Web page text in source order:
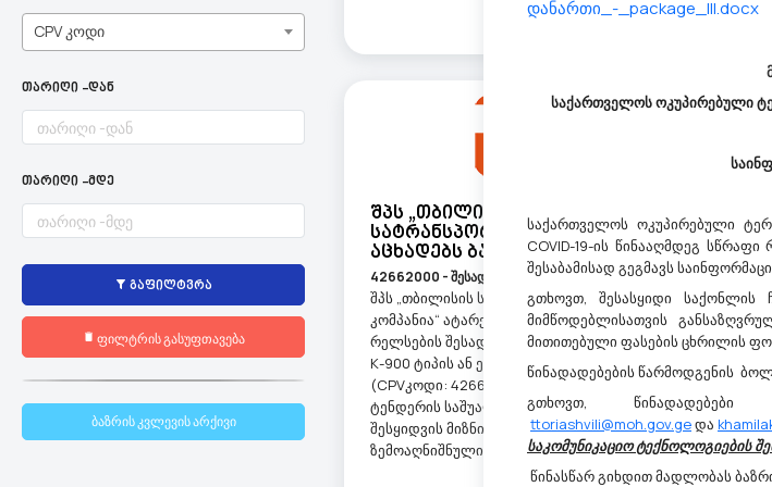
CPV კოდი
თარიღი -დან
თარიღი -მდე
გაფილტვრა
ფილტრის გასუფთავება
ბაზრის კვლევის არქივი
Შპს „თბილისის
Სატრანსპორტო Კომპანია“
Აცხადებს Ბაზრის Კვლევას
42662000 - შესადუღებელი მოწყობილობები.
03/08/2026
შპს „თბილისის სატრანსპორტო
კომპანია“ ატარებს ბაზრის კვლევას
რელსების შესადუღებელი აგრეგატი
К-900 ტიპის ან ეკვივალენტურის
(CPVკოდი: 42662000) ელექტრონული
ტენდერის საშუალებით შემდგომი
შესყიდვის მიზნით. გთხოვთ, განიხილოთ
ზემოაღნიშნული ბაზრის კ...
და
დანართი_-_package_III.docx
საქართველოს ოკუპირებული
საქართველოს ოკუპირებული
COVID-19-ის წინააღმდეგ
შესაბამისად გეგმავს
გთხოვთ, შესასყიდი საქონლის
მიმწოდებლისათვის
მითითებული ფასების ცხრილის
წინადადებების წარმოდგენის
გთხოვთ,
ttoriashvili@moh.gov.geდა
საკომუნიკაციო ტექნოლოგიების
წინასწარ გიხდით მადლობას